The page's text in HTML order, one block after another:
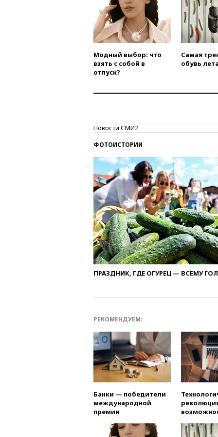
Модный выбор: что
взять с собой в
отпуск?
Самая
обувь
Новости СМИ2
ФОТОИСТОРИИ
ПРАЗДНИК, ГДЕ ОГУРЕЦ — ВСЕМУ
РЕКОМЕНДУЕМ:
Банки — победители
международной
премии